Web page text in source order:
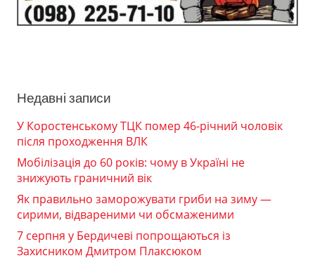
Недавні записи
У Коростенському ТЦК помер 46-річний чоловік
після проходження ВЛК
Мобілізація до 60 років: чому в Україні не
знижують граничний вік
Як правильно заморожувати гриби на зиму —
сирими, відвареними чи обсмаженими
7 серпня у Бердичеві попрощаються із
Захисником Дмитром Плаксюком